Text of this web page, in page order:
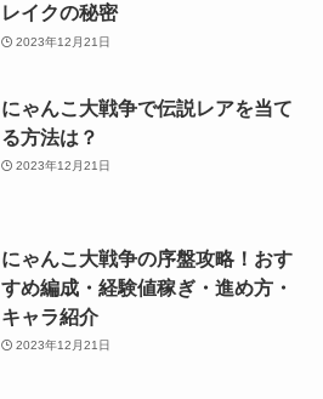
レイクの秘密
2023年12月21日
にゃんこ大戦争で伝説レアを当て
る方法は？
2023年12月21日
にゃんこ大戦争の序盤攻略！おす
すめ編成・経験値稼ぎ・進め方・
キャラ紹介
2023年12月21日